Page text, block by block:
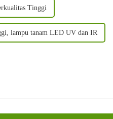
Tinggi
lampu tanam LED UV dan IR